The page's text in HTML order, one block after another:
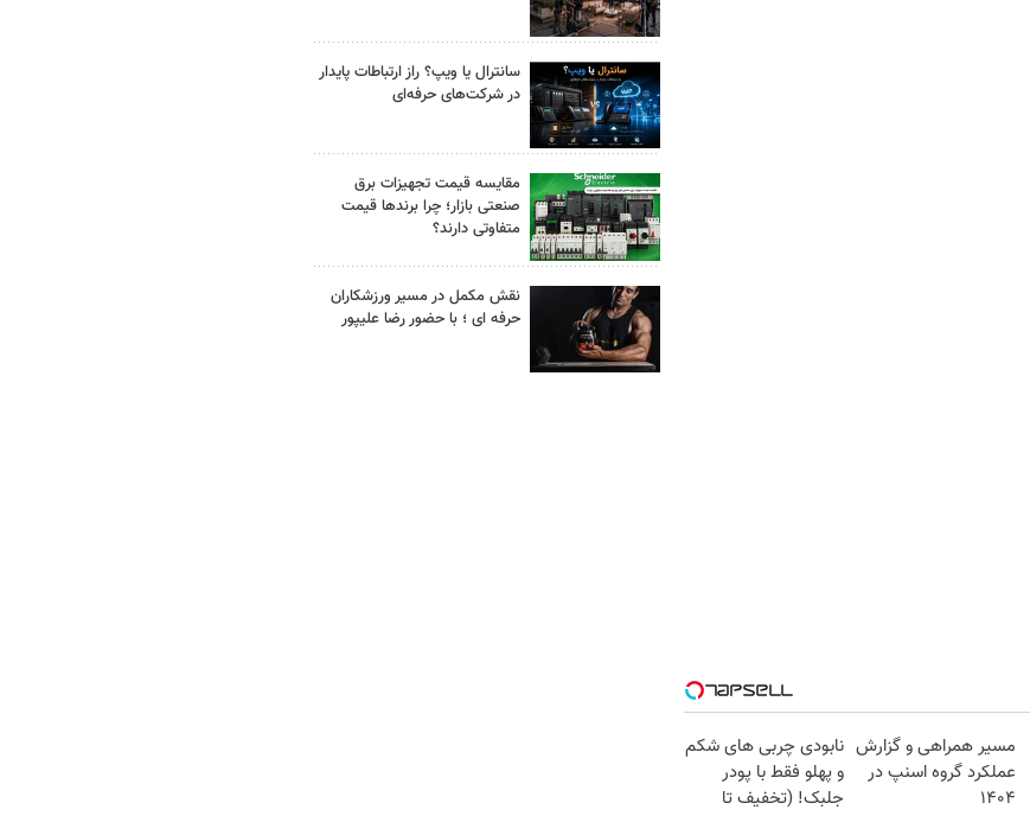
مسیر همراهی و گزارش
عملکرد گروه اسنپ در
۱۴۰۴
نابودی چربی های شکم
و پهلو فقط با پودر
جلبک! (تخفیف تا
سانترال یا ویپ؟ راز ارتباطات پایدار
در شرکت‌های حرفه‌ای
مقایسه قیمت تجهیزات برق
صنعتی بازار؛ چرا برندها قیمت
متفاوتی دارند؟
نقش مکمل در مسیر ورزشکاران
حرفه ای ؛ با حضور رضا علیپور